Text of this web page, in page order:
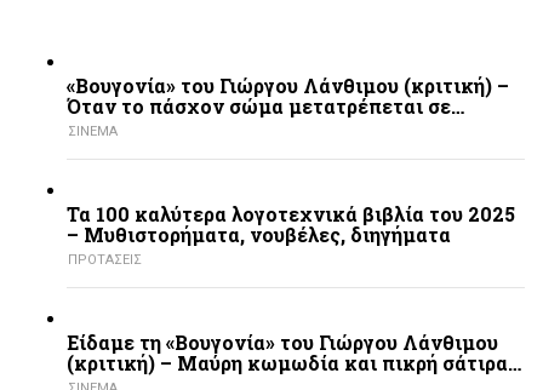
«Βουγονία» του Γιώργου Λάνθιμου (κριτική) –
Όταν το πάσχον σώμα μετατρέπεται σε…
ΣΙΝΕΜΑ
Τα 100 καλύτερα λογοτεχνικά βιβλία του 2025
– Mυθιστορήματα, νουβέλες, διηγήματα
ΠΡΟΤΑΣΕΙΣ
Είδαμε τη «Βουγονία» του Γιώργου Λάνθιμου
(κριτική) – Μαύρη κωμωδία και πικρή σάτιρα…